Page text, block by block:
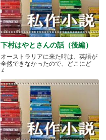
下村はやとさんの話（後編）
オーストラリアに来た時は、英語が
全然できなかったので、どこにど
ん.....